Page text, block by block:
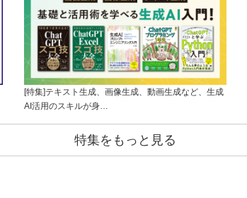
[特集]テキスト生成、画像生成、動画生成など、生成
AI活用のスキルが身…
特集をもっと見る